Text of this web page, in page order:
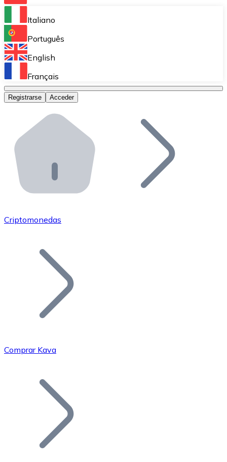
Bitnovo Ramp
Integra nuestra solución en tu plataforma.
Bitnovo Giftcards
Bitnovo OTC
Bitnovo ATM
Integra un ATM Bitnovo en tu negocio y permite que
Bitnovo API
Integra nuestra API en tu ecosistema.
Únete a nuestra red de distribuidores.
Añade tu proyecto a nuestro ecosistema.
Bitcoin
Italiano
Português
English
Français
Registrarse Acceder
Criptomonedas
Comprar Kava